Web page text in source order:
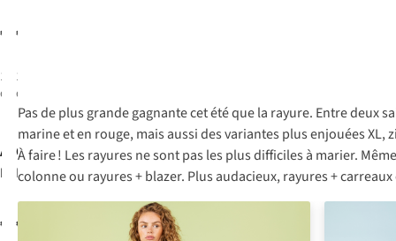
€189,00
1
couleur
disponible
€79,95
1
disponible
Another-
Label Jeans
€109,95
ObjectBlazer
Lisa Tie Aop
€49,99
Pas de plus grande gagnante cet été que la rayure. Entre
marine et en rouge, mais aussi des variantes plus enjouées XL,
À faire ! Les rayures ne sont pas les plus difficiles à marier.
colonne ou rayures + blazer. Plus audacieux, rayures +